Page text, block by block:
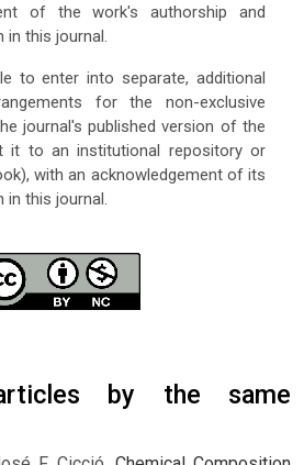
of the work's authorship and
in this journal.
to enter into separate, additional
for the non-exclusive
journal's published version of the
it to an institutional repository or
with an acknowledgement of its
in this journal.
by the same